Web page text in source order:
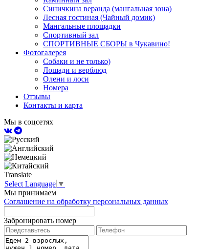
Синичкина веранда (мангальная зона)
Лесная гостиная (Чайный домик)
Мангальные площадки
Спортивный зал
СПОРТИВНЫЕ СБОРЫ в Чукавино!
Фотогалерея
Собаки и не только)
Лошади и верблюд
Олени и лоси
Номера
Отзывы
Контакты и карта
Мы в соцсетях
Translate
Select Language ▼
Мы принимаем
Соглашение на обработку персональных данных
Забронировать номер